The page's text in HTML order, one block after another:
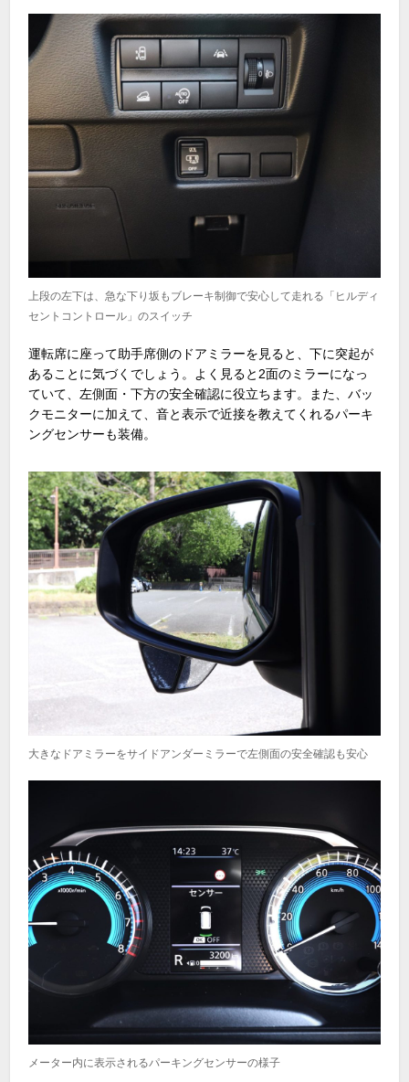
上段の左下は、急な下り坂もブレーキ制御で安心して走れる「ヒルディ
セントコントロール」のスイッチ
運転席に座って助手席側のドアミラーを見ると、下に突起が
あることに気づくでしょう。よく見ると2面のミラーになっ
ていて、左側面・下方の安全確認に役立ちます。また、バッ
クモニターに加えて、音と表示で近接を教えてくれるパーキ
ングセンサーも装備。
大きなドアミラーをサイドアンダーミラーで左側面の安全確認も安心
メーター内に表示されるパーキングセンサーの様子